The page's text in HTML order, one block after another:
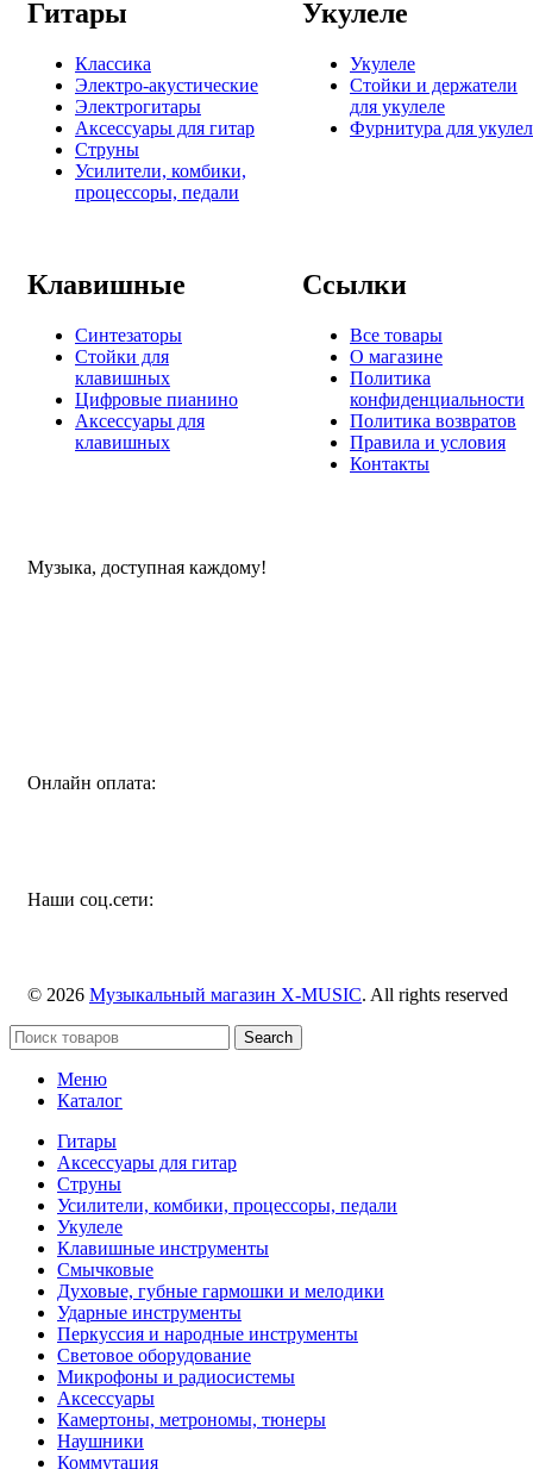
Гитары
Классика
Электро-акустические
Электрогитары
Аксессуары для гитар
Струны
Усилители, комбики,
процессоры, педали
Укулеле
Укулеле
Стойки и держатели
для укулеле
Фурнитура для
Клавишные
Синтезаторы
Стойки для
клавишных
Цифровые пианино
Аксессуары для
клавишных
Ссылки
Все товары
О магазине
Политика
конфиденциальности
Политика возвратов
Правила и условия
Контакты
Музыка, доступная каждому!
Онлайн оплата:
Наши соц.сети:
© 2026 Музыкальный магазин X-MUSIC. All rights reserved
Search
Меню
Каталог
Гитары
Аксессуары для гитар
Струны
Усилители, комбики, процессоры, педали
Укулеле
Клавишные инструменты
Смычковые
Духовые, губные гармошки и мелодики
Ударные инструменты
Перкуссия и народные инструменты
Световое оборудование
Микрофоны и радиосистемы
Аксессуары
Камертоны, метрономы, тюнеры
Наушники
Коммутация